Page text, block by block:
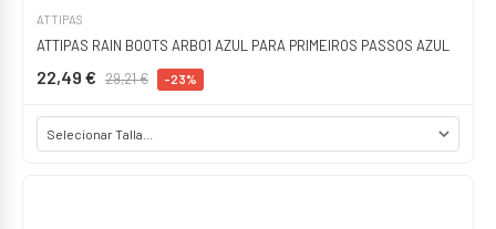
ATTIPAS
ATTIPAS RAIN BOOTS ARB01 AZUL PARA PRIMEIROS PASSOS AZUL
22,49 € 29,21 € -23%